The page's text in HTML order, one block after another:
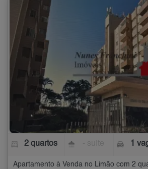
2 quartos 1
Apartamento à Venda no Limão com 2